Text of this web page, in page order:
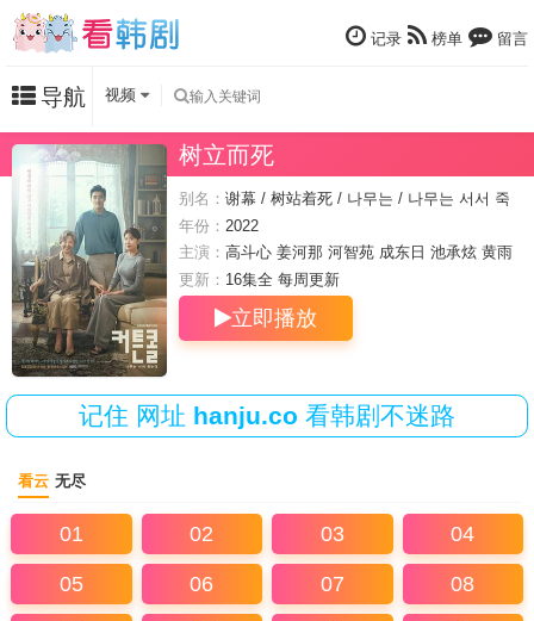
记录 榜单 留言
导航 视频
树立而死
别名： 谢幕 / 树站着死 / 나무는 / 나무는 서서 죽
는다
年份： 2022
主演： 高斗心 姜河那 河智苑 成东日 池承炫 黄雨
瑟惠 卢尚贤 权相宇
更新： 16集全 每周更新
立即播放
记住 网址 hanju.co 看韩剧不迷路
看云 无尽
01 02 03 04
05 06 07 08